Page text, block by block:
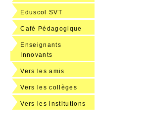
Eduscol SVT
Café Pédagogique
Enseignants
Innovants
Vers les amis
Vers les collèges
Vers les institutions